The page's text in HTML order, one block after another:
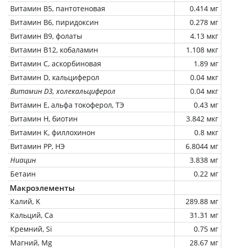
Витамин В5, пантотеновая
0.414 мг
Витамин В6, пиридоксин
0.278 мг
Витамин В9, фолаты
4.13 мкг
Витамин В12, кобаламин
1.108 мкг
Витамин C, аскорбиновая
1.89 мг
Витамин D, кальциферол
0.04 мкг
Витамин D3, холекальциферол
0.04 мкг
Витамин Е, альфа токоферол, ТЭ
0.43 мг
Витамин Н, биотин
3.842 мкг
Витамин К, филлохинон
0.8 мкг
Витамин РР, НЭ
6.8044 мг
Ниацин
3.838 мг
Бетаин
0.22 мг
Макроэлементы
Калий, K
289.88 мг
Кальций, Ca
31.31 мг
Кремний, Si
0.75 мг
Магний, Mg
28.67 мг